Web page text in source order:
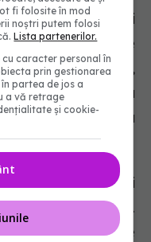
Consumați
între 30 de minute
pot stimula
vindecarea
vitaminele C și
bună recuperare.
includ lapte de
fi folosite în mod
noștri putem folosi
Lista partenerilor.
caracter personal în
prin gestionarea
partea de jos a
a vă retrage
și cookie-